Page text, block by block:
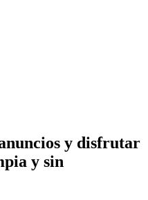
y disfrutar
y sin